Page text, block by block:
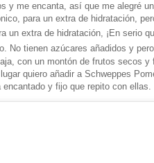
y me encanta, así que me alegré
para un extra de hidratación,
un extra de hidratación, ¡En serio
No tienen azúcares añadidos y
con un montón de frutos secos
quiero añadir a Schweppes
y fijo que repito con ellas.